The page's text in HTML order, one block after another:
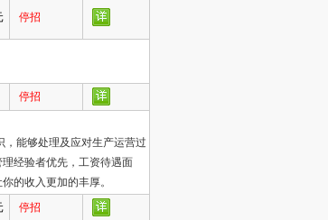
停招
停招
能够处理及应对生产运营过
经验者优先，工资待遇面
的收入更加的丰厚。
停招